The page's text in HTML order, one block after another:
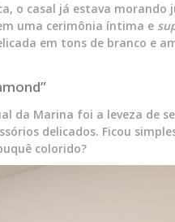
o casal já estava
uma cerimônia íntima e
em tons de branco e
da Marina foi a leveza de
delicados. Ficou
colorido?